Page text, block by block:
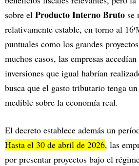
sobre el Producto Interno Bruto se
relativamente estable, en torno al
puntuales como los grandes
muchos casos, las empresas
inversiones que igual habrían
busca que el gasto tributario tenga
medible sobre la economía real.
El decreto establece además un
Hasta el 30 de abril de 2026, las
por presentar proyectos bajo el